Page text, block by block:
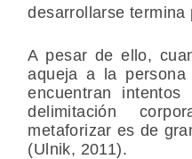
desarrollarse termina
A pesar de ello,
aqueja a la
encuentran
delimitación
metaforizar es de
(Ulnik, 2011).